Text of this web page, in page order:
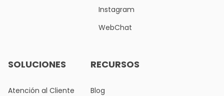
Instagram
WebChat
SOLUCIONES
Atención al Cliente
RECURSOS
Blog